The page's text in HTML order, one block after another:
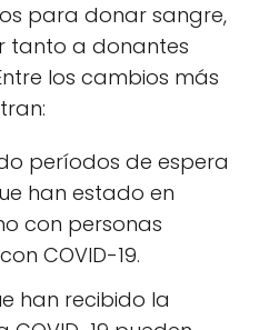
para donar sangre,
tanto a donantes
los cambios más
períodos de espera
han estado en
con personas
COVID-19.
han recibido la